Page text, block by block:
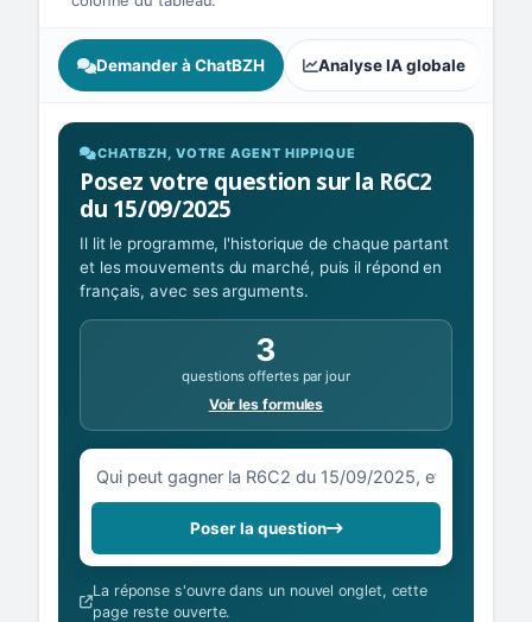
Demander à ChatBZH Analyse IA globale
CHATBZH, VOTRE AGENT HIPPIQUE
Posez votre question sur la R6C2
du 15/09/2025
Il lit le programme, l'historique de chaque partant
et les mouvements du marché, puis il répond en
français, avec ses arguments.
3
questions offertes par jour
Voir les formules
Votre question sur la R6C2 du 15/09/2025
Poser la question
La réponse s'ouvre dans un nouvel onglet, cette
page reste ouverte.